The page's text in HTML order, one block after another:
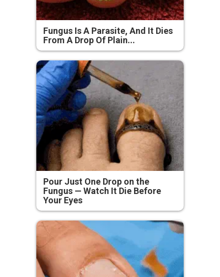
Fungus Is A Parasite, And It Dies
From A Drop Of Plain...
Pour Just One Drop on the
Fungus — Watch It Die Before
Your Eyes